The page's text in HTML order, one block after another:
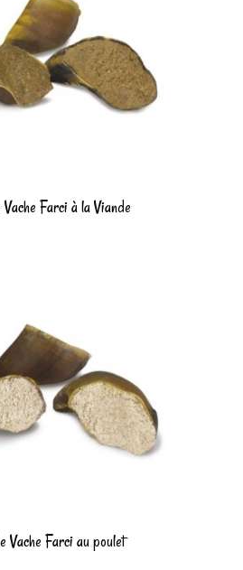
Farci à la Viande
Vache Farci au poulet